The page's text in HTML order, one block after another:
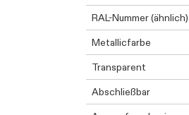
RAL-Nummer (ähnlich)
Metallicfarbe
Transparent
Abschließbar